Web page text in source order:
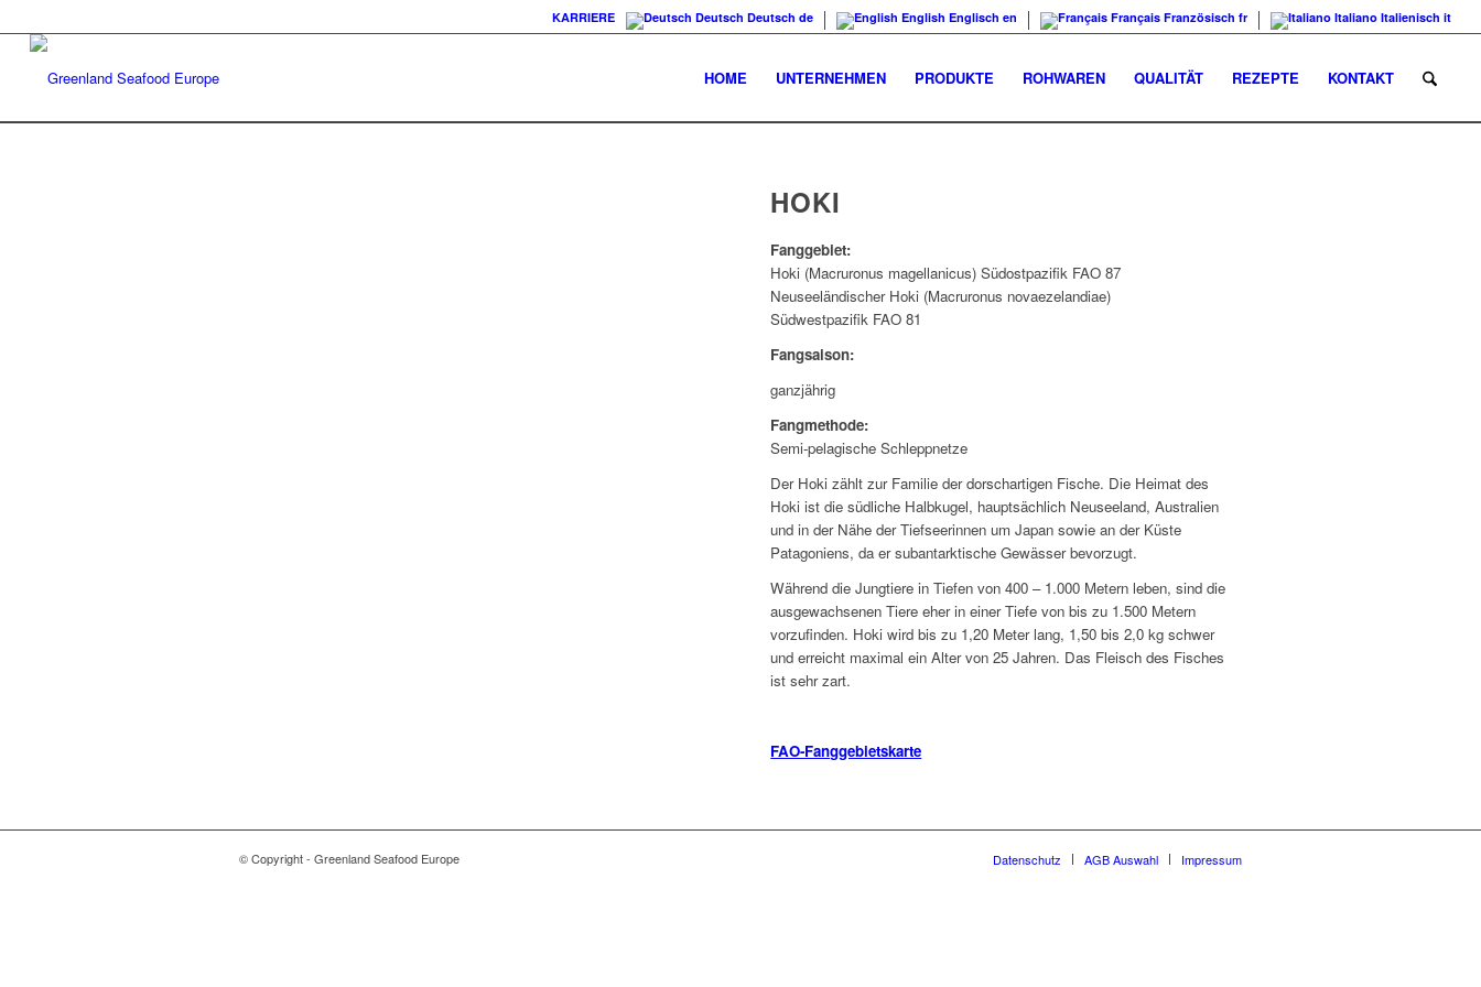
KARRIERE Deutsch Deutsch de English Englisch en Français Französisch fr Italiano Italienisch it
HOME UNTERNEHMEN PRODUKTE ROHWAREN QUALITÄT REZEPTE KONTAKT
HOKI
Fanggebiet:
Hoki (Macruronus magellanicus) Südostpazifik FAO 87
Neuseeländischer Hoki (Macruronus novaezelandiae)
Südwestpazifik FAO 81
Fangsaison:
ganzjährig
Fangmethode:
Semi-pelagische Schleppnetze
Der Hoki zählt zur Familie der dorschartigen Fische. Die Heimat des
Hoki ist die südliche Halbkugel, hauptsächlich Neuseeland, Australien
und in der Nähe der Tiefseerinnen um Japan sowie an der Küste
Patagoniens, da er subantarktische Gewässer bevorzugt.
Während die Jungtiere in Tiefen von 400 – 1.000 Metern leben, sind die
ausgewachsenen Tiere eher in einer Tiefe von bis zu 1.500 Metern
vorzufinden. Hoki wird bis zu 1,20 Meter lang, 1,50 bis 2,0 kg schwer
und erreicht maximal ein Alter von 25 Jahren. Das Fleisch des Fisches
ist sehr zart.
FAO-Fanggebietskarte
© Copyright - Greenland Seafood Europe Datenschutz AGB Auswahl Impressum